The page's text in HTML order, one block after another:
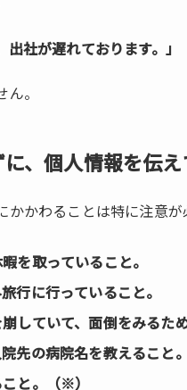
出社が遅れております。」
。
、個人情報を伝え
かわることは特に注意が
を取っていること。
行に行っていること。
していて、面倒をみるた
先の病院名を教えること。
と。（※）